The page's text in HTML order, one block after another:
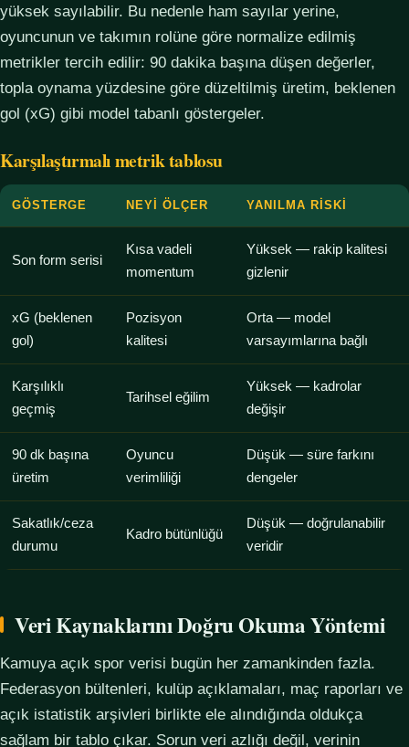
yüksek sayılabilir. Bu nedenle ham sayılar yerine,
oyuncunun ve takımın rolüne göre normalize edilmiş
metrikler tercih edilir: 90 dakika başına düşen değerler,
topla oynama yüzdesine göre düzeltilmiş üretim, beklenen
gol (xG) gibi model tabanlı göstergeler.
Karşılaştırmalı metrik tablosu
GÖSTERGE NEYI ÖLÇER YANILMA RISKI
Son form serisi
Kısa vadeli
momentum
Yüksek — rakip kalitesi
gizlenir
xG (beklenen
gol)
Pozisyon
kalitesi
Orta — model
varsayımlarına bağlı
Karşılıklı
geçmiş
Tarihsel eğilim
Yüksek — kadrolar
değişir
90 dk başına
üretim
Oyuncu
verimliliği
Düşük — süre farkını
dengeler
Sakatlık/ceza
durumu
Kadro bütünlüğü
Düşük — doğrulanabilir
veridir
Veri Kaynaklarını Doğru Okuma Yöntemi
Kamuya açık spor verisi bugün her zamankinden fazla.
Federasyon bültenleri, kulüp açıklamaları, maç raporları ve
açık istatistik arşivleri birlikte ele alındığında oldukça
sağlam bir tablo çıkar. Sorun veri azlığı değil, verinin